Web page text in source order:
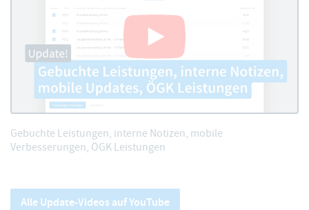
Gebuchte Leistungen, interne Notizen, mobile
Verbesserungen, ÖGK Leistungen
Alle Update-Videos auf YouTube